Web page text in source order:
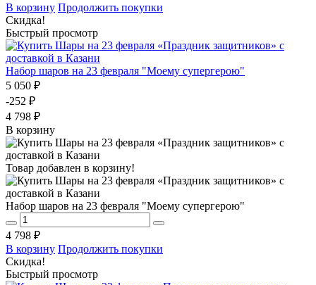
В корзину Продолжить покупки
Скидка!
Быстрый просмотр
Набор шаров на 23 февраля "Моему супергерою"
5 050 ₽
-252 ₽
4 798 ₽
В корзину
Товар добавлен в корзину!
Набор шаров на 23 февраля "Моему супергерою"
4 798 ₽
В корзину Продолжить покупки
Скидка!
Быстрый просмотр